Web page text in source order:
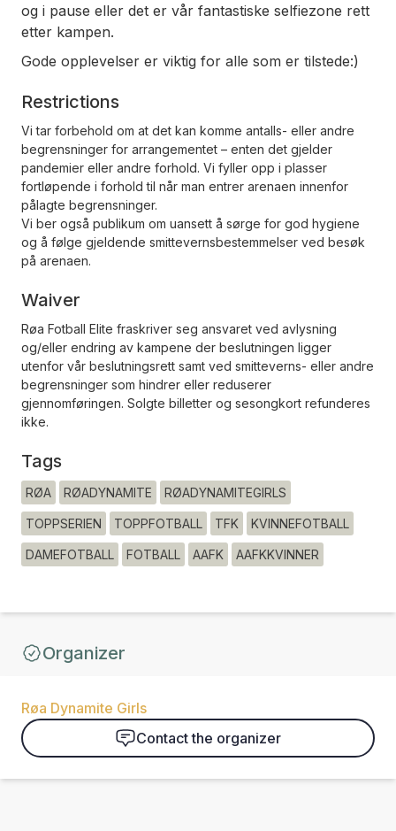
og i pause eller det er vår fantastiske selfiezone rett
etter kampen.
Gode opplevelser er viktig for alle som er tilstede:)
Restrictions
Vi tar forbehold om at det kan komme antalls- eller andre
begrensninger for arrangementet – enten det gjelder
pandemier eller andre forhold. Vi fyller opp i plasser
fortløpende i forhold til når man entrer arenaen innenfor
pålagte begrensninger.
Vi ber også publikum om uansett å sørge for god hygiene
og å følge gjeldende smittevernsbestemmelser ved besøk
på arenaen.
Waiver
Røa Fotball Elite fraskriver seg ansvaret ved avlysning
og/eller endring av kampene der beslutningen ligger
utenfor vår beslutningsrett samt ved smitteverns- eller andre
begrensninger som hindrer eller reduserer
gjennomføringen. Solgte billetter og sesongkort refunderes
ikke.
Tags
RØA RØADYNAMITE RØADYNAMITEGIRLS
TOPPSERIEN TOPPFOTBALL TFK KVINNEFOTBALL
DAMEFOTBALL FOTBALL AAFK AAFKKVINNER
Organizer
Røa Dynamite Girls
Contact the organizer